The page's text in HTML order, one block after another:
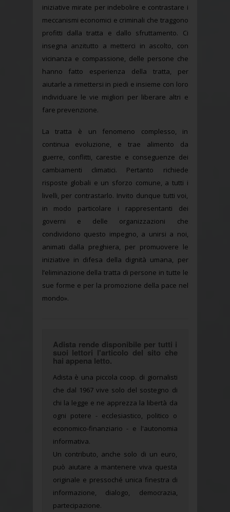
iniziative mirate per indebolire e contrastare i
meccanismi economici e criminali che traggono
profitti dalla tratta e dallo sfruttamento. Ci
insegna anzitutto a metterci in ascolto, con
vicinanza e compassione, delle persone che
hanno fatto esperienza della tratta, per
aiutarle a rimettersi in piedi e insieme con loro
individuare le vie migliori per liberare altri e
fare prevenzione.
La tratta è un fenomeno complesso, in
continua evoluzione, e trae alimento da
guerre, conflitti, carestie e conseguenze dei
cambiamenti climatici. Pertanto richiede
risposte globali e un sforzo comune, a tutti i
livelli, per contrastarlo. Invito dunque tutti voi,
in modo particolare i rappresentanti dei
governi e delle organizzazioni che
condividono questo impegno, a unirsi a noi,
animati dalla preghiera, per promuovere le
iniziative in difesa della dignità umana, per
l’eliminazione della tratta di persone in tutte le
sue forme e per la promozione della pace nel
mondo».
Adista rende disponibile per tutti i
suoi lettori l'articolo del sito che
hai appena letto.
Adista è una piccola coop. di giornalisti
che dal 1967 vive solo del sostegno di
chi la legge e ne apprezza la libertà da
ogni potere - ecclesiastico, politico o
economico-finanziario - e l'autonomia
informativa.
Un contributo, anche solo di un euro,
può aiutare a mantenere viva questa
originale e pressoché unica finestra di
informazione, dialogo, democrazia,
partecipazione.